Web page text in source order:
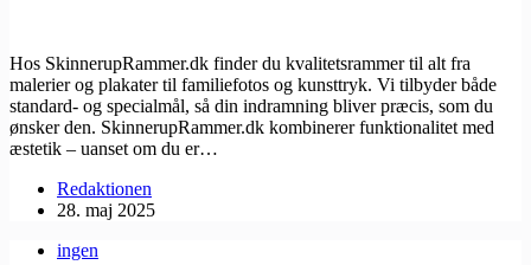
Hos SkinnerupRammer.dk finder du kvalitetsrammer til alt fra
malerier og plakater til familiefotos og kunsttryk. Vi tilbyder både
standard- og specialmål, så din indramning bliver præcis, som du
ønsker den. SkinnerupRammer.dk kombinerer funktionalitet med
æstetik – uanset om du er…
Redaktionen
28. maj 2025
ingen